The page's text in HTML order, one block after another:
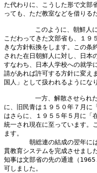
た代わりに、こうした形で文部
っても、ただ教室などを借りる
このように、朝鮮人
こだわってきた文部省も、１９
きな方針転換をします。この条
された在日朝鮮人に対し、日本
すなわち、日本人学校への就学
請があれば許可する方針に変え
国人」として扱われるようにな
一方、解散させられ
に、旧民青は１９５０年７月に
はさらに、１９５５年５月に「
統一され現在に至っています。
ます。
朝総連の結成の翌年には、
貫教育システムを完成させまし
知事は文部省の先の通達（
可しました。